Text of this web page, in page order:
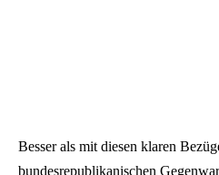
Besser als mit diesen klaren
bundesrepublikanischen